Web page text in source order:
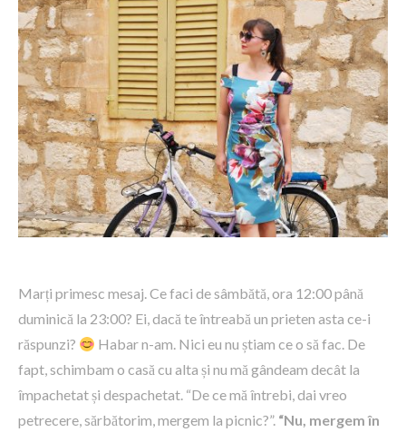
Marți primesc mesaj. Ce faci de sâmbătă, ora 12:00 până
duminică la 23:00? Ei, dacă te întreabă un prieten asta ce-i
răspunzi?
Habar n-am. Nici eu nu știam ce o să fac. De
fapt, schimbam o casă cu alta și nu mă gândeam decât la
împachetat și despachetat. “De ce mă întrebi, dai vreo
petrecere, sărbătorim, mergem la picnic?”. “Nu, mergem în